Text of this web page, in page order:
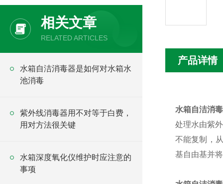
相关文章
RELATED ARTICLES
水箱自洁消毒器是如何对水箱水
池消毒
紫外线消毒器用不对等于白费，
用对方法很关键
水箱深度氧化仪维护时应注意的
事项
产品详情
水箱自洁消
处理水由紫
不能复制，
基自由基并